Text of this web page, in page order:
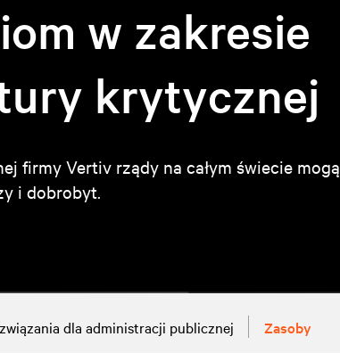
w zakresie
krytycznej
firmy Vertiv rządy na całym świecie mogą
i dobrobyt.
dla administracji publicznej Zasoby